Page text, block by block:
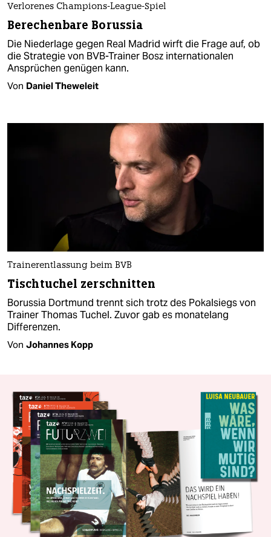
Verlorenes Champions-League-Spiel
Berechenbare Borussia
Die Niederlage gegen Real Madrid wirft die Frage auf, ob
die Strategie von BVB-Trainer Bosz internationalen
Ansprüchen genügen kann.
Von Daniel Theweleit
Trainerentlassung beim BVB
Tischtuchel zerschnitten
Borussia Dortmund trennt sich trotz des Pokalsiegs von
Trainer Thomas Tuchel. Zuvor gab es monatelang
Differenzen.
Von Johannes Kopp